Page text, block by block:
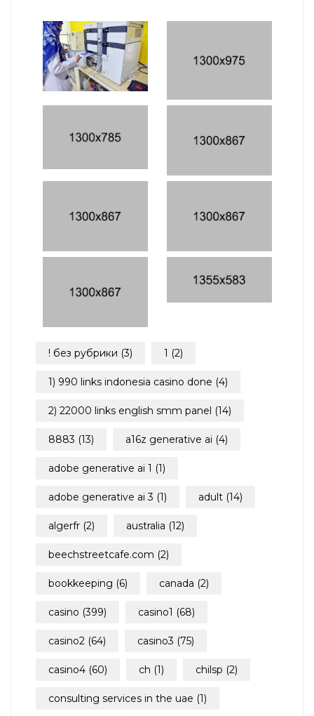
! без рубрики (3) 1 (2)
1) 990 links indonesia casino done (4)
2) 22000 links english smm panel (14)
8883 (13) a16z generative ai (4)
adobe generative ai 1 (1)
adobe generative ai 3 (1) adult (14)
algerfr (2) australia (12)
beechstreetcafe.com (2)
bookkeeping (6) canada (2)
casino (399) casino1 (68)
casino2 (64) casino3 (75)
casino4 (60) ch (1) chilsp (2)
consulting services in the uae (1)